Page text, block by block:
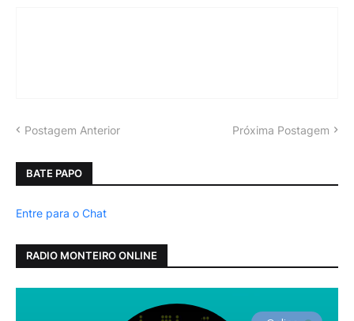
Postagem Anterior Próxima Postagem
BATE PAPO
Entre para o Chat
RADIO MONTEIRO ONLINE